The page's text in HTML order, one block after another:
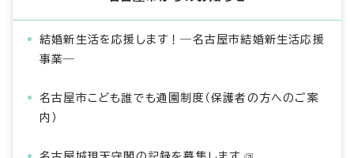
結婚新生活を応援します！―名古屋市結婚新生活応援
事業―
名古屋市こども誰でも通園制度（保護者の方へのご案
内）